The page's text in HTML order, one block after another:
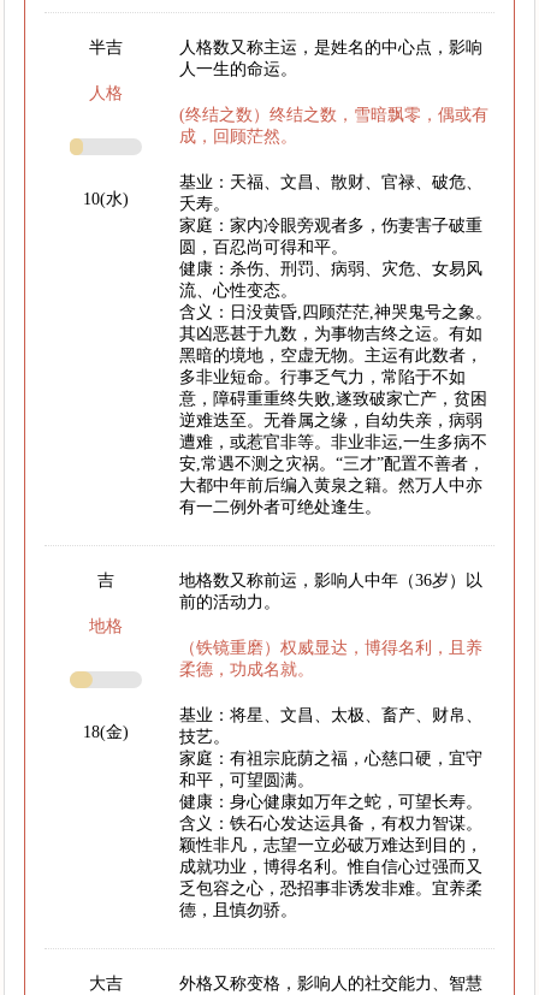
半吉
人格
10(水)
人格数又称主运，是姓名的中心点，影响
人一生的命运。
(终结之数）终结之数，雪暗飘零，偶或有
成，回顾茫然。
基业：天福、文昌、散财、官禄、破危、
夭寿。
家庭：家内冷眼旁观者多，伤妻害子破重
圆，百忍尚可得和平。
健康：杀伤、刑罚、病弱、灾危、女易风
流、心性变态。
含义：日没黄昏,四顾茫茫,神哭鬼号之象。
其凶恶甚于九数，为事物吉终之运。有如
黑暗的境地，空虚无物。主运有此数者，
多非业短命。行事乏气力，常陷于不如
意，障碍重重终失败,遂致破家亡产，贫困
逆难迭至。无眷属之缘，自幼失亲，病弱
遭难，或惹官非等。非业非运,一生多病不
安,常遇不测之灾祸。“三才”配置不善者，
大都中年前后编入黄泉之籍。然万人中亦
有一二例外者可绝处逢生。
吉
地格
18(金)
地格数又称前运，影响人中年（36岁）以
前的活动力。
（铁镜重磨）权威显达，博得名利，且养
柔德，功成名就。
基业：将星、文昌、太极、畜产、财帛、
技艺。
家庭：有祖宗庇荫之福，心慈口硬，宜守
和平，可望圆满。
健康：身心健康如万年之蛇，可望长寿。
含义：铁石心发达运具备，有权力智谋。
颖性非凡，志望一立必破万难达到目的，
成就功业，博得名利。惟自信心过强而又
乏包容之心，恐招事非诱发非难。宜养柔
德，且慎勿骄。
大吉
外格又称变格，影响人的社交能力、智慧